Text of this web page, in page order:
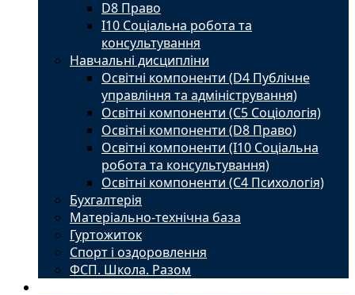
D8 Право
I10 Соціальна робота та
консультування
Навчальні дисципліни
Освітні компоненти (D4 Публічне
управління та адміністрування)
Освітні компоненти (С5 Соціологія)
Освітні компоненти (D8 Право)
Освітні компоненти (I10 Соціальна
робота та консультування)
Освітні компоненти (С4 Психологія)
Бухгалтерія
Матеріально-технічна база
Гуртожиток
Спорт і оздоровлення
ФСП. Школа. Разом